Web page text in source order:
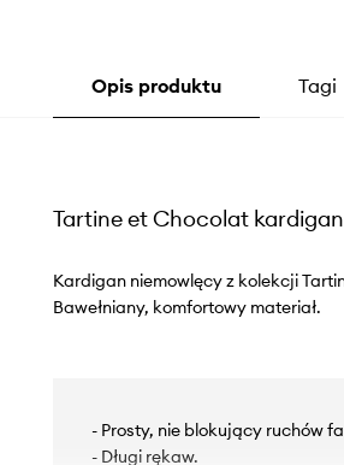
Opis produktu Tagi
Tartine et Chocolat
Kardigan niemowlęcy z kolekcji
Bawełniany, komfortowy materiał.
- Prosty, nie blokujący ruchów
- Długi rękaw.